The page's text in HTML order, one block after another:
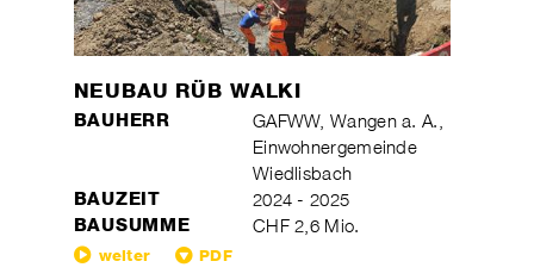
NEUBAU RÜB WALKI
BAUHERR
GAFWW, Wangen a. A.,
Einwohnergemeinde
Wiedlisbach
BAUZEIT 2024 - 2025
BAUSUMME CHF 2,6 Mio.
weiter PDF